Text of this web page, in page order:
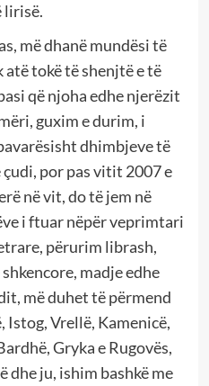
lirisë.
më dhanë mundësi të
tokë të shenjtë e të
që njoha edhe njerëzit
guxim e durim, i
dhimbjeve të
por pas vitit 2007 e
në vit, do të jem në
i ftuar nëpër veprimtari
përurim librash,
madje edhe
më duhet të përmend
Vrellë, Kamenicë,
Gryka e Rugovës,
dhe ju, ishim bashkë me